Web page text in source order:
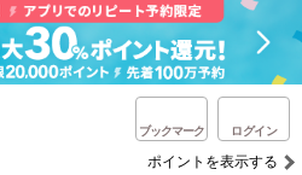
ブックマーク ログイン
ポイントを表示する